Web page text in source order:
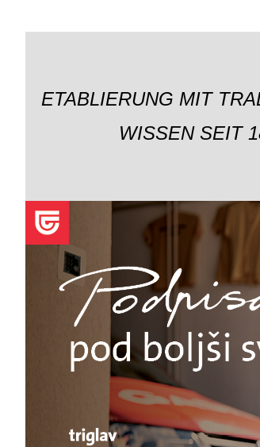
ETABLIERUNG MIT
WISSEN SEIT